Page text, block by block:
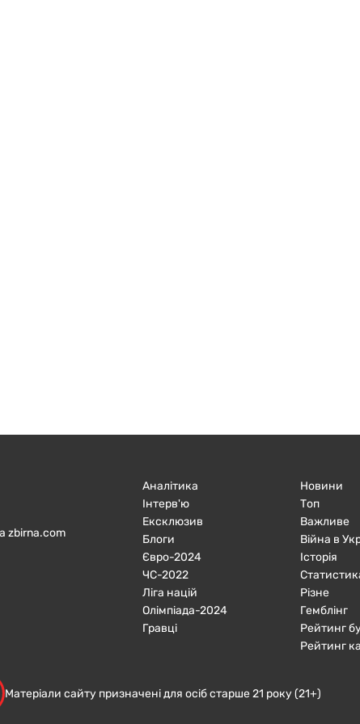
zbirna.com
Аналітика
Інтерв'ю
Ексклюзив
Блоги
Євро-2024
ЧC-2022
Ліга націй
Олімпіада-2024
Гравці
Новини
Топ
Важливе
Війна в
Історія
Різне
Гемблінг
Рейтинг
Рейтинг
Матеріали сайту призначені для осіб старше 21 року (21+)